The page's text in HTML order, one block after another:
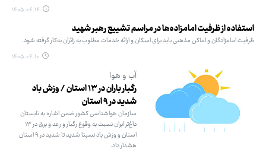
۱۴۰۵.۰۴.۱۴
استفاده از ظرفیت امامزاده‌ها در مراسم تشییع رهبر شهید
ظرفیت امامزادگان و اماکن مذهبی باید برای اسکان و ارائه خدمات مطلوب به زائران به‌کار گرفته شود.
۱۴۰۵.۰۴.۱۰
آب و هوا
رگبار باران در ۱۳ استان / وزش باد
شدید در ۹ استان
سازمان هواشناسی کشور ضمن اشاره به تابستان
داغ‌تر ایران نسبت به وقوع رگبار و رعد و برق در ۱۳
استان و وزش باد نسبتا شدید تا شدید در ۹ استان
هشدار داد.